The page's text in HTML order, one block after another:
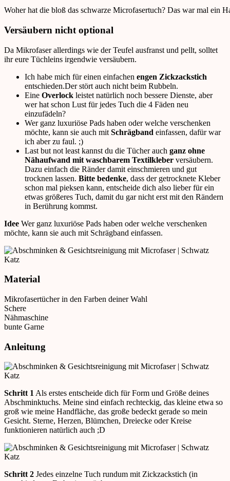
Woher hat die bloß das schwarze Microfasertuch? Das war mal ein
Versäubern nicht optional
Da Mikrofaser allerdings wie der Teufel ausfranst und pellt, solltet
ihr eure Tüchleins irgendwie versäubern.
Ich habe mich für einen einfachen engen Zickzackstich
entschieden.Der stört auch nicht beim Rubbeln.
Eine Overlock leistet natürlich noch bessere Dienste, aber
wer hat schon Lust für jedes Tuch die 4 Fäden neu
einzufädeln?
Wer ganz luxuriöse Pads haben oder welche verschenken
möchte, kann sie auch mit Schrägband einfassen, dafür war
ich aber zu faul. ;)
Last but not least kannst du die Tücher auch ganz ohne
Nähaufwand mit waschbarem Textilkleber versäubern.
Dazu einfach die Ränder damit einschmieren und gut
trocknen lassen. Bitte bedenke, dass der getrocknete Kleber
schon mal pieksen kann, entscheide dich also lieber für ein
etwas größeres Tuch, damit du gar nicht erst mit den Rändern
in Berührung kommst.
Idee Wer ganz luxuriöse Pads haben oder welche verschenken
möchte, kann sie auch mit Schrägband einfassen.
Material
Mikrofasertücher in den Farben deiner Wahl
Schere
Nähmaschine
bunte Garne
Anleitung
Schritt 1 Als erstes entscheide dich für Form und Größe deines
Abschminktuchs. Meine sind einfach rechteckig, das kleine etwa so
groß wie meine Handfläche, das große bedeckt gerade so mein
Gesicht. Sterne, Herzen, Blümchen, Dreiecke oder Kreise
funktionieren natürlich auch ;D
Schritt 2 Jedes einzelne Tuch rundum mit Zickzackstich (in